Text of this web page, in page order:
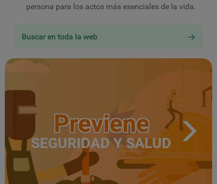
persona para los actos más esenciales de la vida.
Buscar en toda la web
Previene
SEGURIDAD Y SALUD